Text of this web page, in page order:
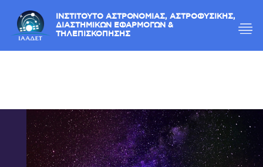
ΙΝΣΤΙΤΟΥΤΟ ΑΣΤΡΟΝΟΜΙΑΣ, ΑΣΤΡΟΦΥΣΙΚΗΣ,
ΔΙΑΣΤΗΜΙΚΩΝ ΕΦΑΡΜΟΓΩΝ &
ΤΗΛΕΠΙΣΚΟΠΗΣΗΣ